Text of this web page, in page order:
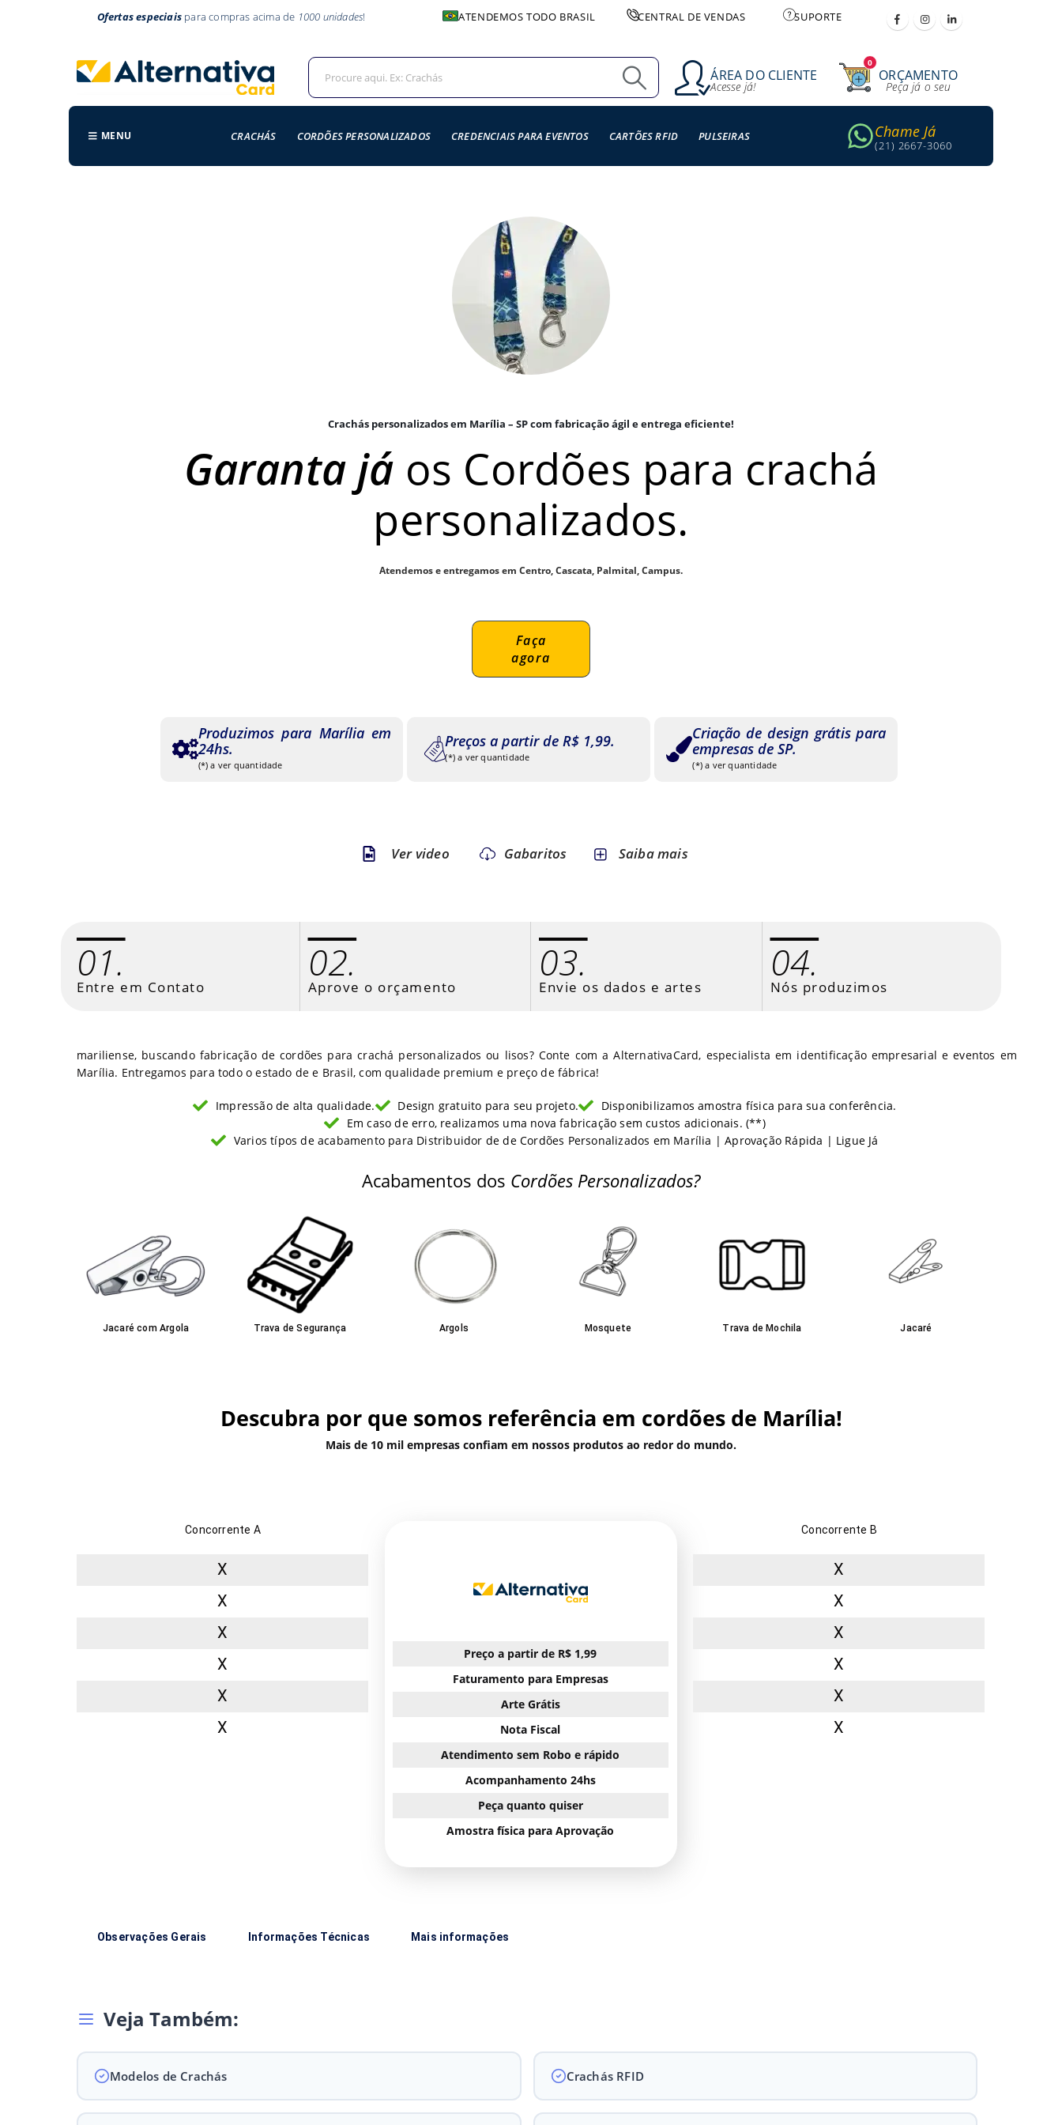
Ofertas especiaispara compras acima de 1000 unidades! ATENDEMOS TODO BRASIL CENTRAL DE VENDAS SUPORTE
ÁREA DO CLIENTE
Acesse já!
0
ORÇAMENTO
Peça já o seu
MENU CRACHÁS CORDÕES PERSONALIZADOS CREDENCIAIS PARA EVENTOS CARTÕES RFID PULSEIRAS Chame Já
(21) 2667-3060
Crachás personalizados em Marília – SP com fabricação ágil e entrega eficiente!
Garanta já os Cordões para crachá
personalizados.
Atendemos e entregamos em Centro, Cascata, Palmital, Campus.
Faça
agora
Produzimos para Marília em
24hs.
(*) a ver quantidade
Preços a partir de R$ 1,99.
(*) a ver quantidade
Criação de design grátis para
empresas de SP.
(*) a ver quantidade
Ver video Gabaritos Saiba mais
01.
Entre em Contato
02.
Aprove o orçamento
03.
Envie os dados e artes
04.
Nós produzimos
mariliense, buscando fabricação de cordões para crachá personalizados ou lisos? Conte com a AlternativaCard, especialista em identificação empresarial e eventos em
Marília. Entregamos para todo o estado de e Brasil, com qualidade premium e preço de fábrica!
Impressão de alta qualidade. Design gratuito para seu projeto.
Disponibilizamos amostra física para sua conferência.
Em caso de erro, realizamos uma nova fabricação sem custos adicionais. (**)
Varios típos de acabamento para Distribuidor de de Cordões Personalizados em Marília | Aprovação Rápida | Ligue Já
Acabamentos dos Cordões Personalizados?
Jacaré com Argola Trava de Segurança Argols Mosquete Trava de Mochila Jacaré
Descubra por que somos referência em cordões de Marília!
Mais de 10 mil empresas confiam em nossos produtos ao redor do mundo.
Concorrente A
X
X
X
X
X
X
Preço a partir de R$ 1,99
Faturamento para Empresas
Arte Grátis
Nota Fiscal
Atendimento sem Robo e rápido
Acompanhamento 24hs
Peça quanto quiser
Amostra física para Aprovação
Concorrente B
X
X
X
X
X
X
Observações Gerais Informações Técnicas Mais informações
Veja Também:
Modelos de Crachás Crachás RFID